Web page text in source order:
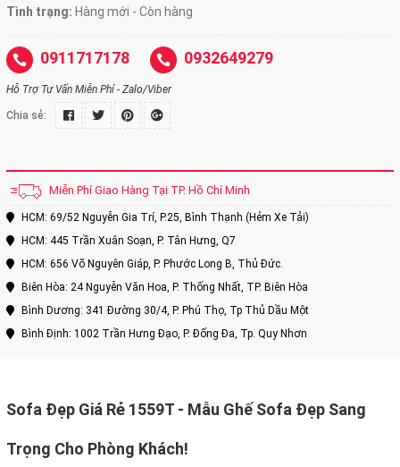
Tình trạng: Hàng mới - Còn hàng
0911717178 0932649279
Hỗ Trợ Tư Vấn Miễn Phí - Zalo/Viber
Chia sẻ:
Miễn Phí Giao Hàng Tại TP. Hồ Chí Minh
HCM: 69/52 Nguyễn Gia Trí, P.25, Bình Thạnh (Hẻm Xe Tải)
HCM: 445 Trần Xuân Soạn, P. Tân Hưng, Q7
HCM: 656 Võ Nguyên Giáp, P. Phước Long B, Thủ Đức.
Biên Hòa: 24 Nguyễn Văn Hoa, P. Thống Nhất, TP. Biên Hòa
Bình Dương: 341 Đường 30/4, P. Phú Thọ, Tp Thủ Dầu Một
Bình Định: 1002 Trần Hưng Đạo, P. Đống Đa, Tp. Quy Nhơn
Sofa Đẹp Giá Rẻ 1559T - Mẫu Ghế Sofa Đẹp Sang
Trọng Cho Phòng Khách!